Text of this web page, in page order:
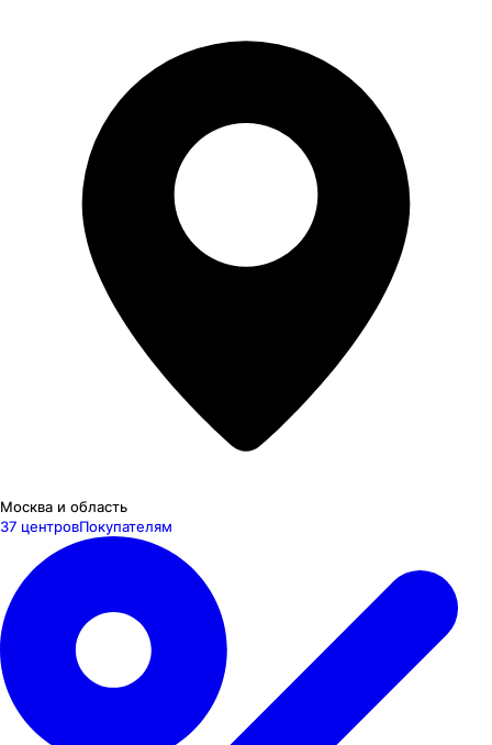
Москва и область
37 центровПокупателям